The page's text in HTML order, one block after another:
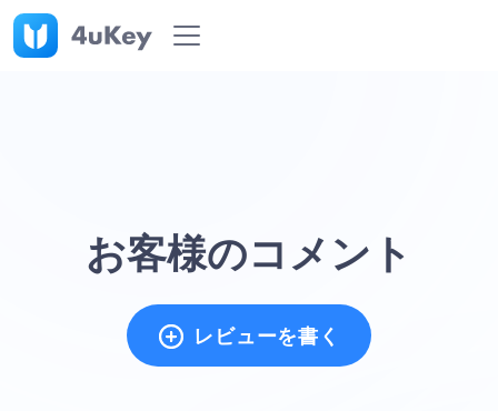
お客様のコメント
レビューを書く